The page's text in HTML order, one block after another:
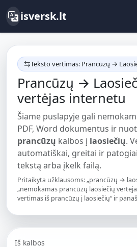
isversk.lt
Teksto vertimas: Prancūzų →
Prancūzų →
vertėjas internetu
Šiame puslapyje gali
PDF, Word dokumentus ir
prancūzų kalbos į laosiečių.
automatiškai, greitai ir
tekstą arba įkelk failą.
Pritaikyta užklausoms: „prancūzų →
„nemokamas prancūzų laosiečių
vertimas iš prancūzų į laosiečių“ ir
Iš kalbos